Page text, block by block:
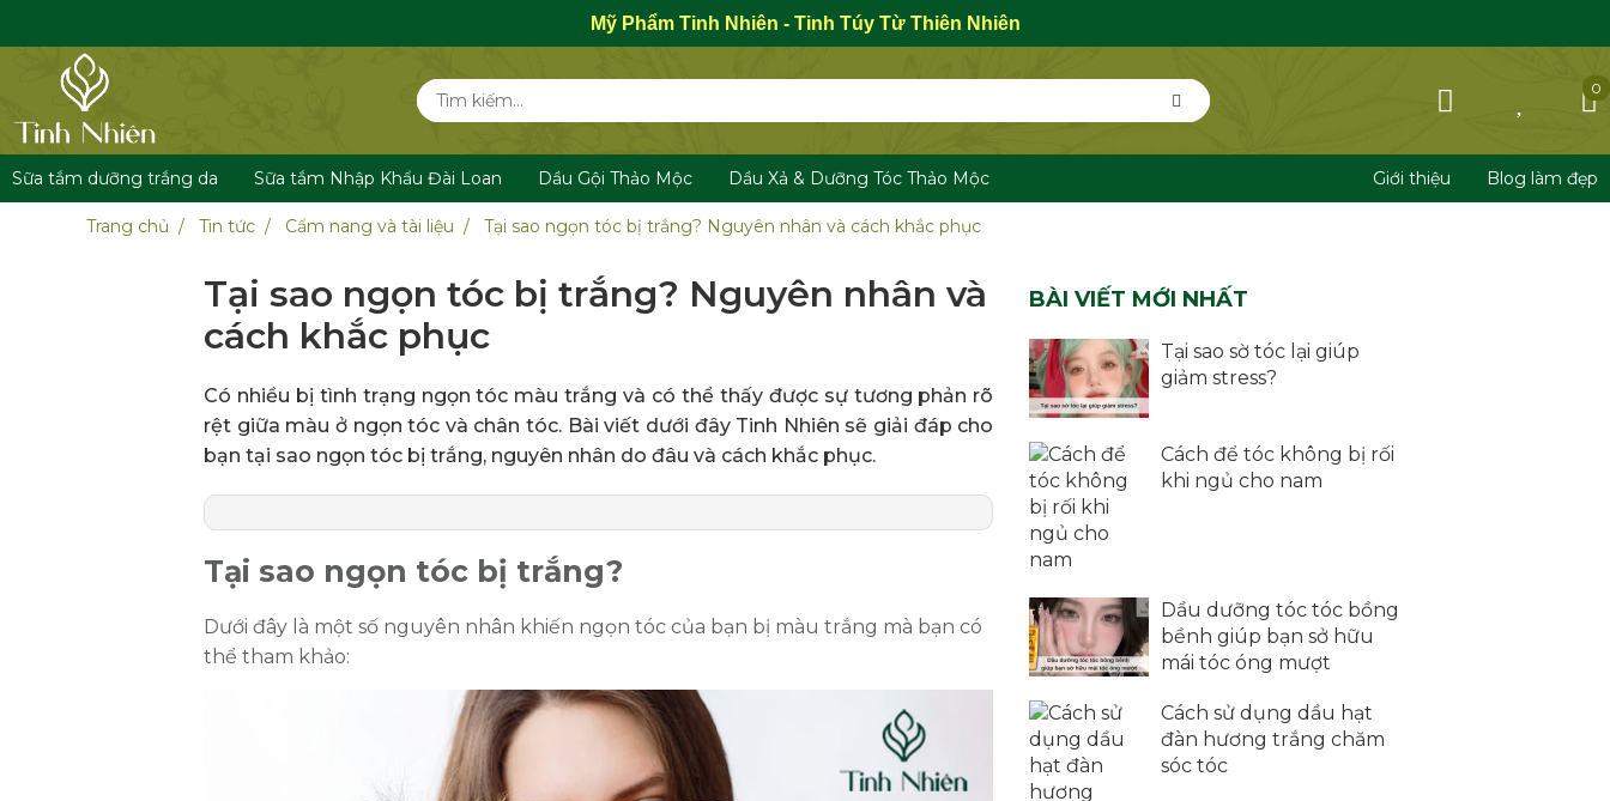
Mỹ Phẩm Tinh Nhiên - Tinh Túy Từ Thiên Nhiên
0
Sữa tắm dưỡng trắng da Sữa tắm Nhập Khẩu Đài Loan Dầu Gội Thảo Mộc Dầu Xả & Dưỡng Tóc Thảo Mộc Giới thiệu Blog làm đẹp
Trang chủ Tin tức Cẩm nang và tài liệu Tại sao ngọn tóc bị trắng? Nguyên nhân và cách khắc phục
Tại sao ngọn tóc bị trắng? Nguyên nhân và
cách khắc phục
Có nhiều bị tình trạng ngọn tóc màu trắng và có thể thấy được sự tương phản rõ
rệt giữa màu ở ngọn tóc và chân tóc. Bài viết dưới đây Tinh Nhiên sẽ giải đáp cho
bạn tại sao ngọn tóc bị trắng, nguyên nhân do đâu và cách khắc phục.
Tại sao ngọn tóc bị trắng?
Dưới đây là một số nguyên nhân khiến ngọn tóc của bạn bị màu trắng mà bạn có
thể tham khảo:
BÀI VIẾT MỚI NHẤT
Tại sao sờ tóc lại giúp
giảm stress?
Cách để tóc không bị rối
khi ngủ cho nam
Dầu dưỡng tóc tóc bồng
bềnh giúp bạn sở hữu
mái tóc óng mượt
Cách sử dụng dầu hạt
đàn hương trắng chăm
sóc tóc